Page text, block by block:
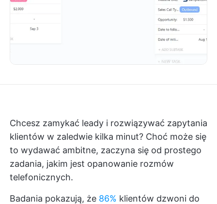
Chcesz zamykać leady i rozwiązywać zapytania
klientów w zaledwie kilka minut? Choć może się
to wydawać ambitne, zaczyna się od prostego
zadania, jakim jest opanowanie rozmów
telefonicznych.
Badania pokazują, że 86% klientów dzwoni do